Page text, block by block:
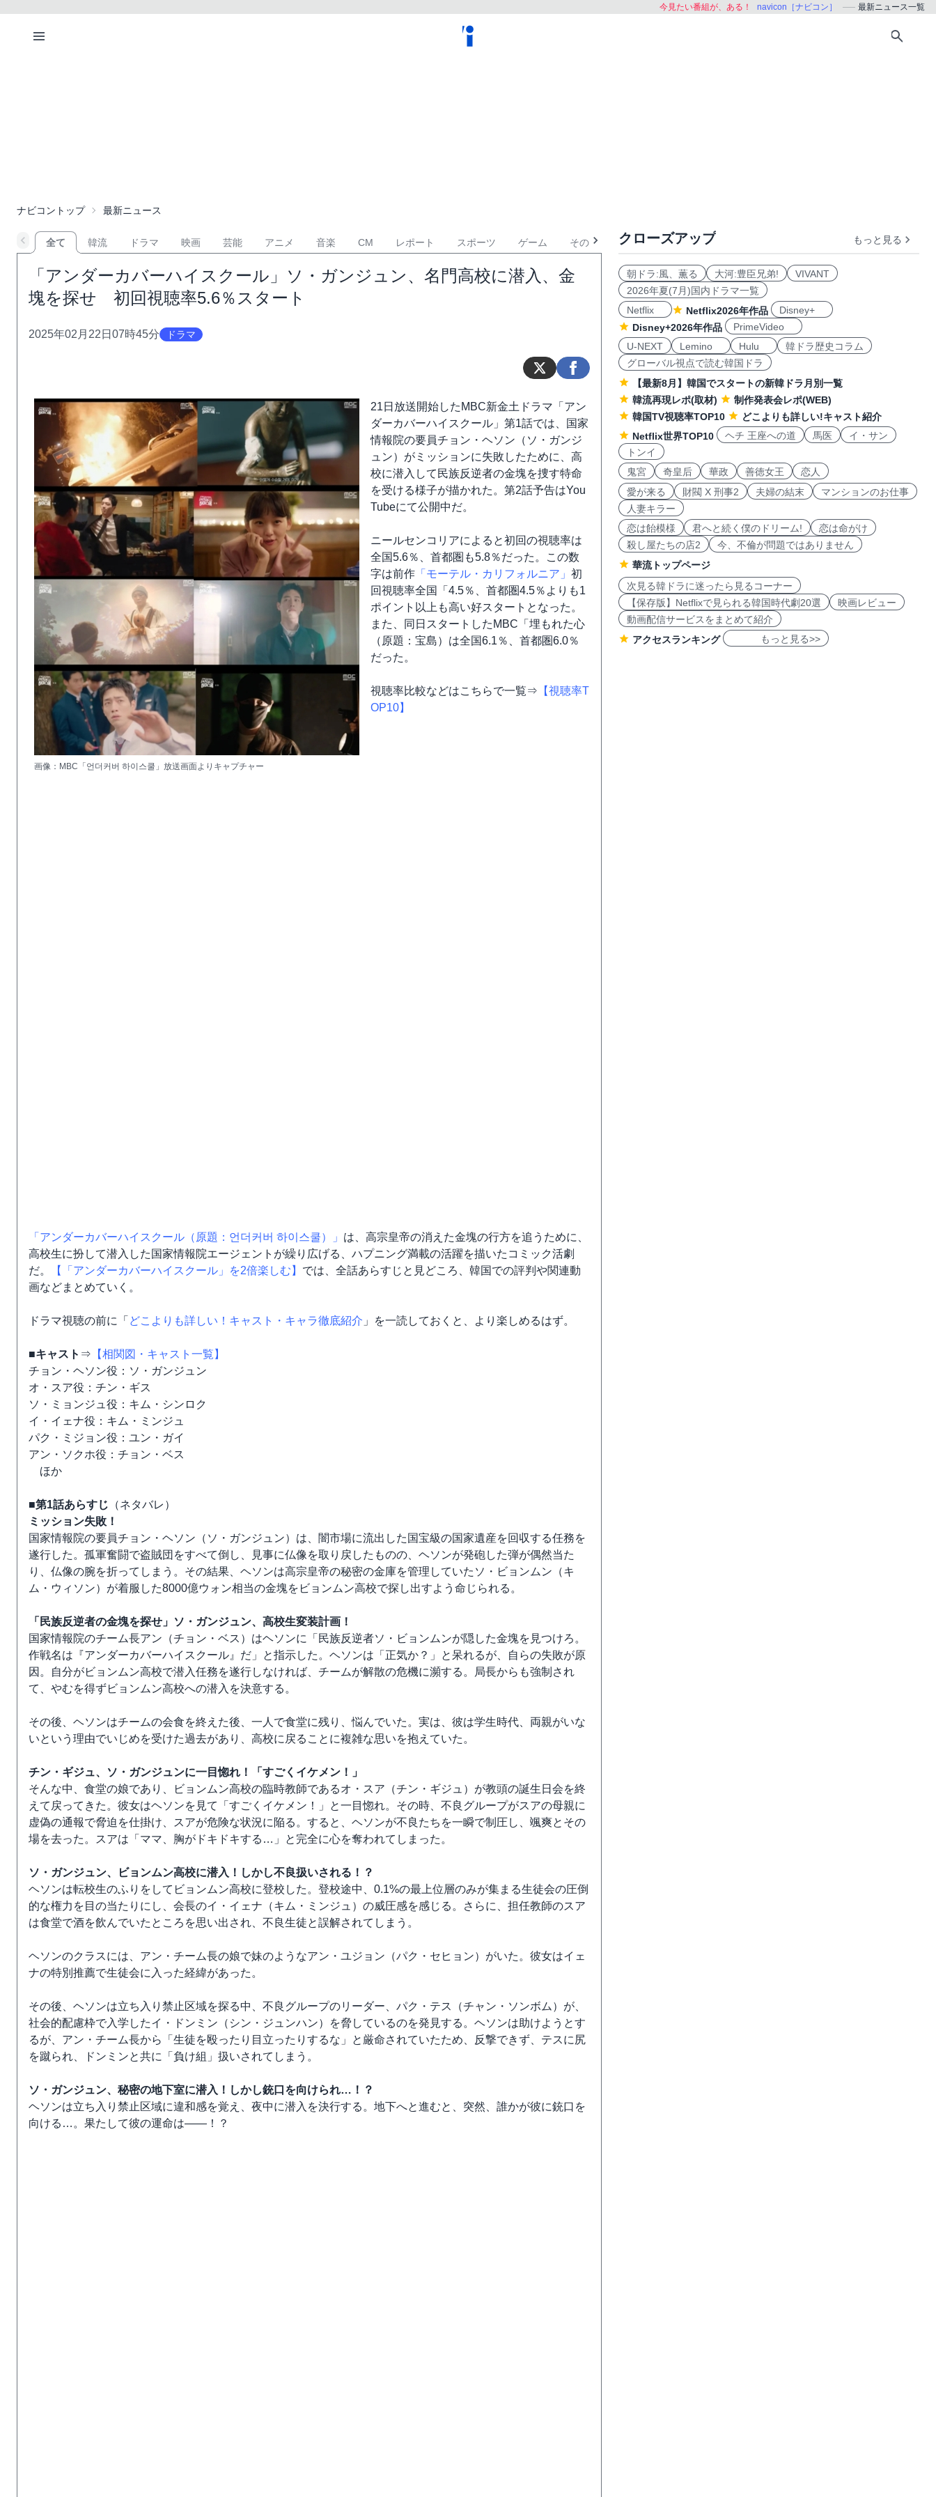
今見たい番組が、ある！ navicon［ナビコン］ 最新ニュース一覧
ナビコントップ 最新ニュース
全て 韓流 ドラマ 映画 芸能 アニメ 音楽 CM レポート スポーツ ゲーム その他
「アンダーカバーハイスクール」ソ・ガンジュン、名門高校に潜入、金
塊を探せ 初回視聴率5.6％スタート
2025年02月22日07時45分 ドラマ
画像：MBC「언더커버 하이스쿨」放送画面よりキャプチャー
21日放送開始したMBC新金土ドラマ「アン
ダーカバーハイスクール」第1話では、国家
情報院の要員チョン・ヘソン（ソ・ガンジ
ュン）がミッションに失敗したために、高
校に潜入して民族反逆者の金塊を捜す特命
を受ける様子が描かれた。第2話予告はYou
Tubeにて公開中だ。
ニールセンコリアによると初回の視聴率は
全国5.6％、首都圏も5.8％だった。この数
字は前作 「モーテル・カリフォルニア」 初
回視聴率全国「4.5％、首都圏4.5％よりも1
ポイント以上も高い好スタートとなった。
また、同日スタートしたMBC「埋もれた心
（原題：宝島）は全国6.1％、首都圏6.0％
だった。
視聴率比較などはこちらで一覧⇒ 【視聴率T
OP10】
「アンダーカバーハイスクール（原題：언더커버 하이스쿨）」 は、高宗皇帝の消えた金塊の行方を追うために、
高校生に扮して潜入した国家情報院エージェントが繰り広げる、ハプニング満載の活躍を描いたコミック活劇
だ。
【「アンダーカバーハイスクール」を2倍楽しむ】 では、全話あらすじと見どころ、韓国での評判や関連動
画などまとめていく。
ドラマ視聴の前に「 どこよりも詳しい！キャスト・キャラ徹底紹介 」を一読しておくと、より楽しめるはず。
■キャスト ⇒ 【相関図・キャスト一覧】
チョン・ヘソン役：ソ・ガンジュン
オ・スア役：チン・ギス
ソ・ミョンジュ役：キム・シンロク
イ・イェナ役：キム・ミンジュ
パク・ミジョン役：ユン・ガイ
アン・ソクホ役：チョン・ベス
ほか
■第1話あらすじ （ネタバレ）
ミッション失敗！
国家情報院の要員チョン・ヘソン（ソ・ガンジュン）は、闇市場に流出した国宝級の国家遺産を回収する任務を
遂行した。孤軍奮闘で盗賊団をすべて倒し、見事に仏像を取り戻したものの、ヘソンが発砲した弾が偶然当た
り、仏像の腕を折ってしまう。その結果、ヘソンは高宗皇帝の秘密の金庫を管理していたソ・ビョンムン（キ
ム・ウィソン）が着服した8000億ウォン相当の金塊をビョンムン高校で探し出すよう命じられる。
「民族反逆者の金塊を探せ」ソ・ガンジュン、高校生変装計画！
国家情報院のチーム長アン（チョン・ベス）はヘソンに「民族反逆者ソ・ビョンムンが隠した金塊を見つけろ。
作戦名は『アンダーカバーハイスクール』だ」と指示した。ヘソンは「正気か？」と呆れるが、自らの失敗が原
因。自分がビョンムン高校で潜入任務を遂行しなければ、チームが解散の危機に瀕する。局長からも強制され
て、やむを得ずビョンムン高校への潜入を決意する。
その後、ヘソンはチームの会食を終えた後、一人で食堂に残り、悩んでいた。実は、彼は学生時代、両親がいな
いという理由でいじめを受けた過去があり、高校に戻ることに複雑な思いを抱えていた。
チン・ギジュ、ソ・ガンジュンに一目惚れ！「すごくイケメン！」
そんな中、食堂の娘であり、ビョンムン高校の臨時教師であるオ・スア（チン・ギジュ）が教頭の誕生日会を終
えて戻ってきた。彼女はヘソンを見て「すごくイケメン！」と一目惚れ。その時、不良グループがスアの母親に
虚偽の通報で脅迫を仕掛け、スアが危険な状況に陥る。すると、ヘソンが不良たちを一瞬で制圧し、颯爽とその
場を去った。スアは「ママ、胸がドキドキする…」と完全に心を奪われてしまった。
ソ・ガンジュン、ビョンムン高校に潜入！しかし不良扱いされる！？
ヘソンは転校生のふりをしてビョンムン高校に登校した。登校途中、0.1%の最上位層のみが集まる生徒会の圧倒
的な権力を目の当たりにし、会長のイ・イェナ（キム・ミンジュ）の威圧感を感じる。さらに、担任教師のスア
は食堂で酒を飲んでいたところを思い出され、不良生徒と誤解されてしまう。
ヘソンのクラスには、アン・チーム長の娘で妹のようなアン・ユジョン（パク・セヒョン）がいた。彼女はイェ
ナの特別推薦で生徒会に入った経緯があった。
その後、ヘソンは立ち入り禁止区域を探る中、不良グループのリーダー、パク・テス（チャン・ソンボム）が、
社会的配慮枠で入学したイ・ドンミン（シン・ジュンハン）を脅しているのを発見する。ヘソンは助けようとす
るが、アン・チーム長から「生徒を殴ったり目立ったりするな」と厳命されていたため、反撃できず、テスに尻
を蹴られ、ドンミンと共に「負け組」扱いされてしまう。
ソ・ガンジュン、秘密の地下室に潜入！しかし銃口を向けられ…！？
ヘソンは立ち入り禁止区域に違和感を覚え、夜中に潜入を決行する。地下へと進むと、突然、誰かが彼に銃口を
向ける…。果たして彼の運命は――！？
クローズアップ もっと見る
朝ドラ:風、薫る 大河:豊臣兄弟!
VIVANT
2026年夏(7月)国内ドラマ一覧
Netflix
Netflix2026年作品
Disney+
Disney+2026年作品
PrimeVideo
U-NEXT
Lemino Hulu
韓ドラ歴史コラム
グローバル視点で読む韓国ドラ
【最新8月】韓国でスタートの新韓ドラ月別一覧
韓流再現レポ(取材)
制作発表会レポ(WEB)
韓国TV視聴率TOP10
どこよりも詳しい!キャスト紹介
Netflix世界TOP10
ヘチ 王座への道 馬医
イ・サン
トンイ
鬼宮
奇皇后 華政 善徳女王
恋人
愛が来る
財閥 X 刑事2 夫婦の結末
マンションのお仕事
人妻キラー
恋は飴模様
君へと続く僕のドリーム!
恋は命がけ
殺し屋たちの店2
今、不倫が問題ではありません
華流トップページ
次見る韓ドラに迷ったら見るコーナー
【保存版】Netflixで見られる韓国時代劇20選
映画レビュー
動画配信サービスをまとめて紹介
アクセスランキング
もっと見る>>